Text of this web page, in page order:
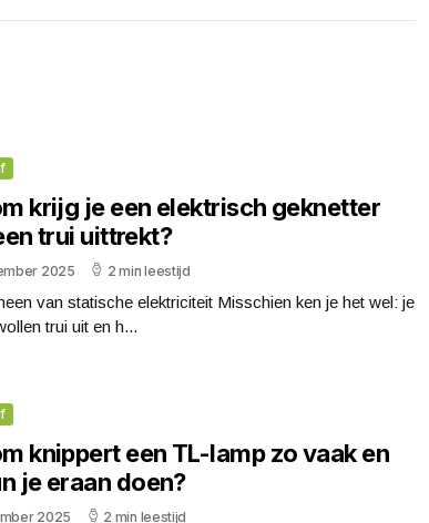
krijg je een elektrisch geknetter
trui uittrekt?
2025 2 min leestijd
van statische elektriciteit Misschien ken je het wel: je
trui uit en h...
knippert een TL-lamp zo vaak en
je eraan doen?
2025 2 min leestijd